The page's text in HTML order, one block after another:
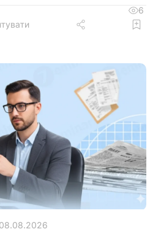
операторами
та іншими суб’єктами
6
08.08.2026